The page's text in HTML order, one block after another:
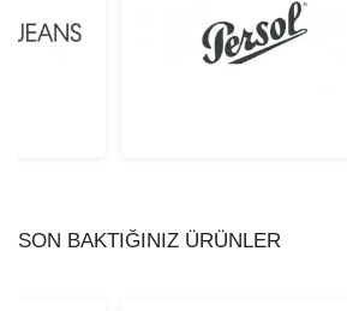
SON BAKTIĞINIZ ÜRÜNLER